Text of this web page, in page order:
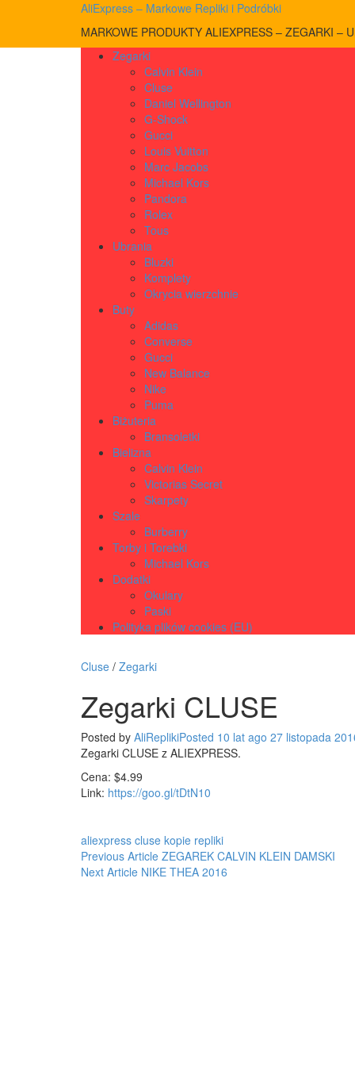
AliExpress – Markowe Repliki i Podróbki
MARKOWE PRODUKTY ALIEXPRESS – ZEGARKI –
Zegarki
Calvin Klein
Cluse
Daniel Wellington
G-Shock
Gucci
Louis Vuitton
Marc Jacobs
Michael Kors
Pandora
Rolex
Tous
Ubrania
Bluzki
Komplety
Okrycia wierzchnie
Buty
Adidas
Converse
Gucci
New Balance
Nike
Puma
Biżuteria
Bransoletki
Bielizna
Calvin Klein
Victorias Secret
Skarpety
Szale
Burberry
Torby i Torebki
Michael Kors
Dodatki
Okulary
Paski
Polityka plików cookies (EU)
Cluse / Zegarki
Zegarki CLUSE
Posted by AliReplikiPosted 10 lat ago 27 listopada
Zegarki CLUSE z ALIEXPRESS.
Cena: $4.99
Link: https://goo.gl/tDtN10
aliexpress cluse kopie repliki
Post
Previous Article ZEGAREK CALVIN KLEIN DAMSKI
Next Article NIKE THEA 2016